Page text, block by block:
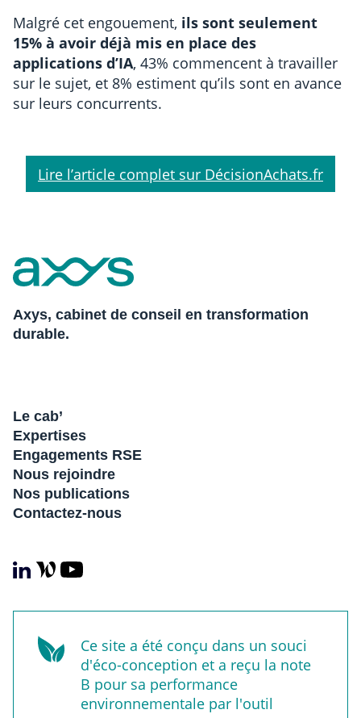
Malgré cet engouement, ils sont seulement
15% à avoir déjà mis en place des
applications d’IA, 43% commencent à travailler
sur le sujet, et 8% estiment qu’ils sont en avance
sur leurs concurrents.
Lire l’article complet sur DécisionAchats.fr
Axys, cabinet de conseil en transformation
durable.
Le cab’
Expertises
Engagements RSE
Nous rejoindre
Nos publications
Contactez-nous
Ce site a été conçu dans un souci
d'éco-conception et a reçu la note
B pour sa performance
environnementale par l'outil